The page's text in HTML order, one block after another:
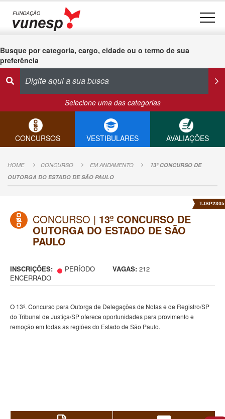
Busque por categoria, cargo, cidade ou o termo de sua
preferência
Selecione uma das categorias
CONCURSOS VESTIBULARES AVALIAÇÕES
HOME CONCURSO EM ANDAMENTO
13º CONCURSO DE
OUTORGA DO ESTADO DE SÃO PAULO
TJSP2305
CONCURSO | 13º CONCURSO DE
OUTORGA DO ESTADO DE SÃO
PAULO
INSCRIÇÕES:
PERÍODO
ENCERRADO
VAGAS: 212
O 13º. Concurso para Outorga de Delegações de Notas e de Registro/SP
do Tribunal de Justiça/SP oferece oportunidades para provimento e
remoção em todas as regiões do Estado de São Paulo.